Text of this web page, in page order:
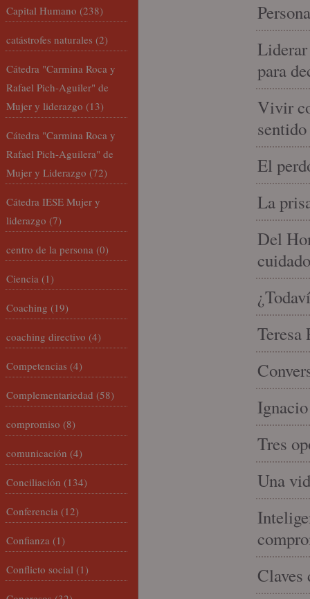
para
Vivir
El
La
Del
cuidado
Teresa
Tres
Una
Claves
Capital Humano (238)
catástrofes naturales (2)
Cátedra "Carmina Roca y
Rafael Pich-Aguiler" de
Mujer y liderazgo (13)
Cátedra "Carmina Roca y
Rafael Pich-Aguilera" de
Mujer y Liderazgo (72)
Cátedra IESE Mujer y
liderazgo (7)
centro de la persona (0)
Ciencia (1)
Coaching (19)
coaching directivo (4)
Competencias (4)
Complementariedad (58)
compromiso (8)
comunicación (4)
Conciliación (134)
Conferencia (12)
Confianza (1)
Conflicto social (1)